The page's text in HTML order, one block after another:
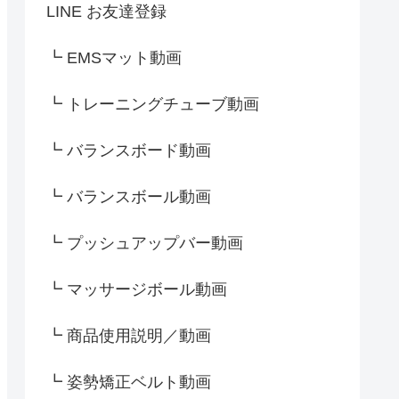
LINE お友達登録
┗ EMSマット動画
┗ トレーニングチューブ動画
┗ バランスボード動画
┗ バランスボール動画
┗ プッシュアップバー動画
┗ マッサージボール動画
┗ 商品使用説明／動画
┗ 姿勢矯正ベルト動画